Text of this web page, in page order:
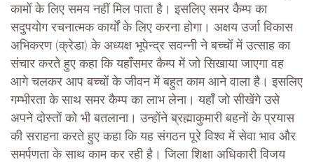
कामों के लिए समय नहीं मिल पाता है। इसलिए समर कैम्प का
सदुपयोग रचनात्मक कार्यों के लिए करना होगा। अक्षय उर्जा विकास
अभिकरण (क्रेडा) के अध्यक्ष भूपेन्द्र सवन्नी ने बच्चों में उत्साह का
संचार करते हुए कहा कि यहाँसमर कैम्प में जो सिखाया जाएगा वह
आगे चलकर आप बच्चों के जीवन में बहुत काम आने वाला है। इसलिए
गम्भीरता के साथ समर कैम्प का लाभ लेना। यहाँ जो सीखेंगे उसे
अपने दोस्तों को भी बतलाना। उन्होंने ब्रह्माकुमारी बहनों के प्रयास
की सराहना करते हुए कहा कि यह संगठन पूरे विश्व में सेवा भाव और
समर्पणता के साथ काम कर रही है। जिला शिक्षा अधिकारी विजय